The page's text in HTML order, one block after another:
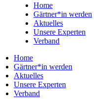
Home
Gärtner*in werden
Aktuelles
Unsere Experten
Verband
Home
Gärtner*in werden
Aktuelles
Unsere Experten
Verband